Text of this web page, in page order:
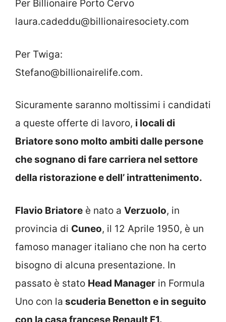
Per Billionaire Porto Cervo
laura.cadeddu@billionairesociety.com
Per Twiga:
Stefano@billionairelife.com.
Sicuramente saranno moltissimi i candidati
a queste offerte di lavoro, i locali di
Briatore sono molto ambiti dalle persone
che sognano di fare carriera nel settore
della ristorazione e dell’ intrattenimento.
Flavio Briatore è nato a Verzuolo, in
provincia di Cuneo, il 12 Aprile 1950, è un
famoso manager italiano che non ha certo
bisogno di alcuna presentazione. In
passato è stato Head Manager in Formula
Uno con la scuderia Benetton e in seguito
con la casa francese Renault F1.